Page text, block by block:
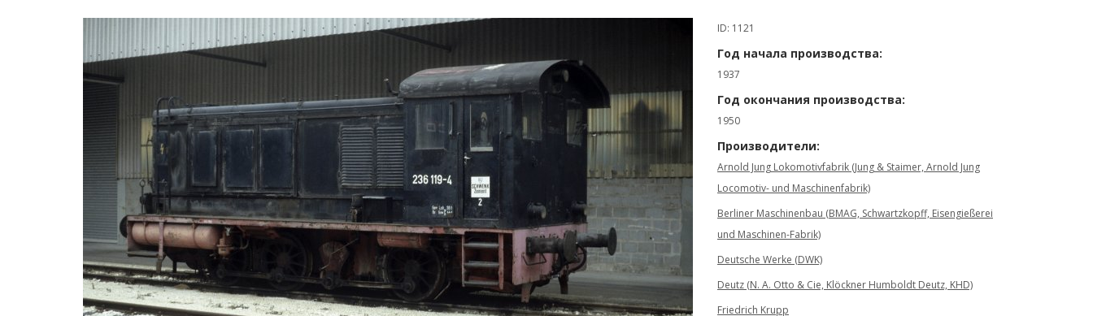
ID: 1121
Год начала производства:
1937
Год окончания производства:
1950
Производители:
Arnold Jung Lokomotivfabrik (Jung & Staimer, Arnold Jung
Locomotiv- und Maschinenfabrik)
Berliner Maschinenbau (BMAG, Schwartzkopff, Eisengießerei
und Maschinen-Fabrik)
Deutsche Werke (DWK)
Deutz (N. A. Otto & Cie, Klöckner Humboldt Deutz, KHD)
Friedrich Krupp